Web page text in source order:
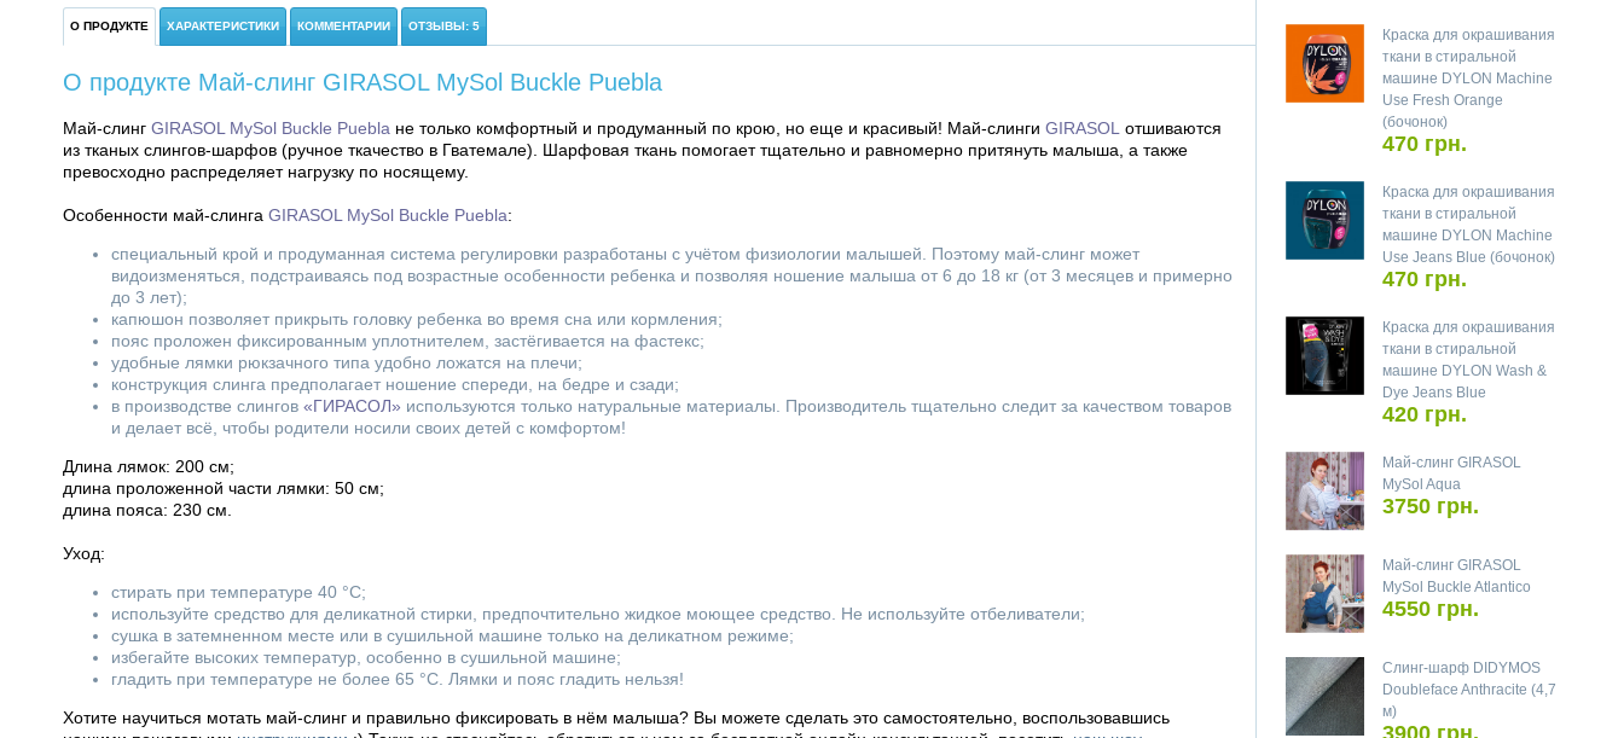
О ПРОДУКТЕ ХАРАКТЕРИСТИКИ КОММЕНТАРИИ ОТЗЫВЫ: 5
О продукте Май-слинг GIRASOL MySol Buckle Puebla
Май-слинг GIRASOL MySol Buckle Puebla не только комфортный и продуманный по крою, но еще и красивый! Май-слинги GIRASOL отшиваются
из тканых слингов-шарфов (ручное ткачество в Гватемале). Шарфовая ткань помогает тщательно и равномерно притянуть малыша, а также
превосходно распределяет нагрузку по носящему.
Особенности май-слинга GIRASOL MySol Buckle Puebla:
специальный крой и продуманная система регулировки разработаны с учётом физиологии малышей. Поэтому май-слинг может
видоизменяться, подстраиваясь под возрастные особенности ребенка и позволяя ношение малыша от 6 до 18 кг (от 3 месяцев и примерно
до 3 лет);
капюшон позволяет прикрыть головку ребенка во время сна или кормления;
пояс проложен фиксированным уплотнителем, застёгивается на фастекс;
удобные лямки рюкзачного типа удобно ложатся на плечи;
конструкция слинга предполагает ношение спереди, на бедре и сзади;
в производстве слингов «ГИРАСОЛ» используются только натуральные материалы. Производитель тщательно следит за качеством товаров
и делает всё, чтобы родители носили своих детей с комфортом!
Длина лямок: 200 см;
длина проложенной части лямки: 50 см;
длина пояса: 230 см.
Уход:
стирать при температуре 40 °C;
используйте средство для деликатной стирки, предпочтительно жидкое моющее средство. Не используйте отбеливатели;
сушка в затемненном месте или в сушильной машине только на деликатном режиме;
избегайте высоких температур, особенно в сушильной машине;
гладить при температуре не более 65 °C. Лямки и пояс гладить нельзя!
Хотите научиться мотать май-слинг и правильно фиксировать в нём малыша? Вы можете сделать это самостоятельно, воспользовавшись
Краска для окрашивания
ткани в стиральной
машине DYLON Machine
Use Fresh Orange
(бочонок)
470 грн.
Краска для окрашивания
ткани в стиральной
машине DYLON Machine
Use Jeans Blue (бочонок)
470 грн.
Краска для окрашивания
ткани в стиральной
машине DYLON Wash &
Dye Jeans Blue
420 грн.
Май-слинг GIRASOL
MySol Aqua
3750 грн.
Май-слинг GIRASOL
MySol Buckle Atlantico
4550 грн.
Слинг-шарф DIDYMOS
Doubleface Anthracite (4,7
м)
3900 грн.